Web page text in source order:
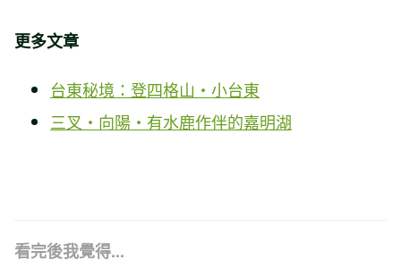
更多文章
台東秘境：登四格山‧小台東
三叉‧向陽‧有水鹿作伴的嘉明湖
看完後我覺得...